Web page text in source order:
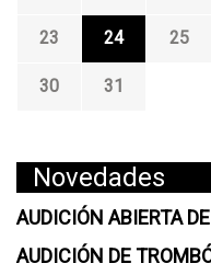
23 24 25
30
31
Novedades
AUDICIÓN ABIERTA
AUDICIÓN DE